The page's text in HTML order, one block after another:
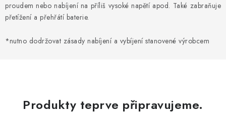
proudem nebo nabíjení na příliš vysoké napětí apod. Také zabraňuje
přetížení a přehřátí baterie.
*nutno dodržovat zásady nabíjení a vybíjení stanovené výrobcem
Produkty teprve připravujeme.